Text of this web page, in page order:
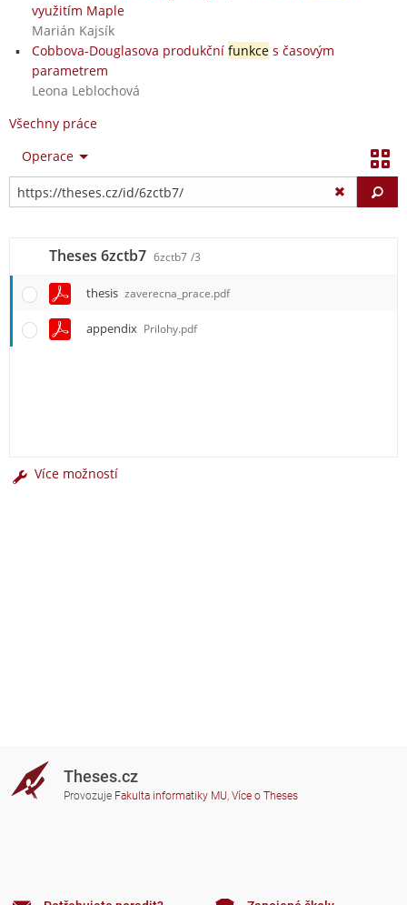
využitím Maple
Marián Kajsík
Cobbova-Douglasova produkční funkces časovým
parametrem
Leona Leblochová
Všechny práce
Operace
Theses 6zctb7 6zctb7 /3
thesis zaverecna_prace.pdf
appendix Prilohy.pdf
Více možností
Theses.cz
Provozuje Fakulta informatiky MU, Více o Theses